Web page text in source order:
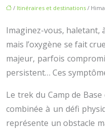
/ Itinéraires et destinations /
Imaginez-vous, haletant,
mais l’oxygène se fait
majeur, parfois
persistent… Ces
Le trek du Camp de
combinée à un défi
représente un obstacle